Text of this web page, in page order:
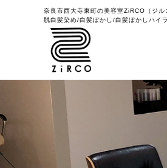
奈良市西大寺東町の美容室ZiRCO（ジル
脱白髪染め/白髪ぼかし/白髪ぼかしハイ